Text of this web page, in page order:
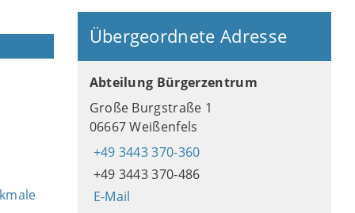
Übergeordnete Adresse
Abteilung Bürgerzentrum
Große Burgstraße 1
06667 Weißenfels
+49 3443 370-360
+49 3443 370-486
E-Mail